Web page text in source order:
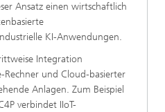
Ansatz einen wirtschaftlich
KI-Anwendungen.
Integration
Rechner und Cloud-basierter
Anlagen. Zum Beispiel
verbindet IIoT-